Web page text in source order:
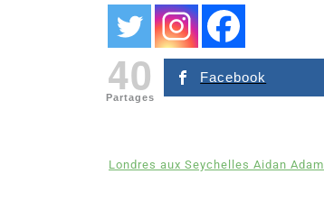
40
Partages
Facebook
Londres aux Seychelles Aidan Adam